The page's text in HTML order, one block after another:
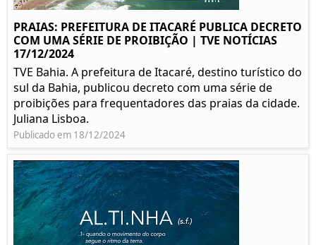
PRAIAS: PREFEITURA DE ITACARÉ PUBLICA DECRETO
COM UMA SÉRIE DE PROIBIÇÃO | TVE NOTÍCIAS
17/12/2024
TVE Bahia. A prefeitura de Itacaré, destino turístico do
sul da Bahia, publicou decreto com uma série de
proibições para frequentadores das praias da cidade.
Juliana Lisboa.
Publicado em 18/12/2024